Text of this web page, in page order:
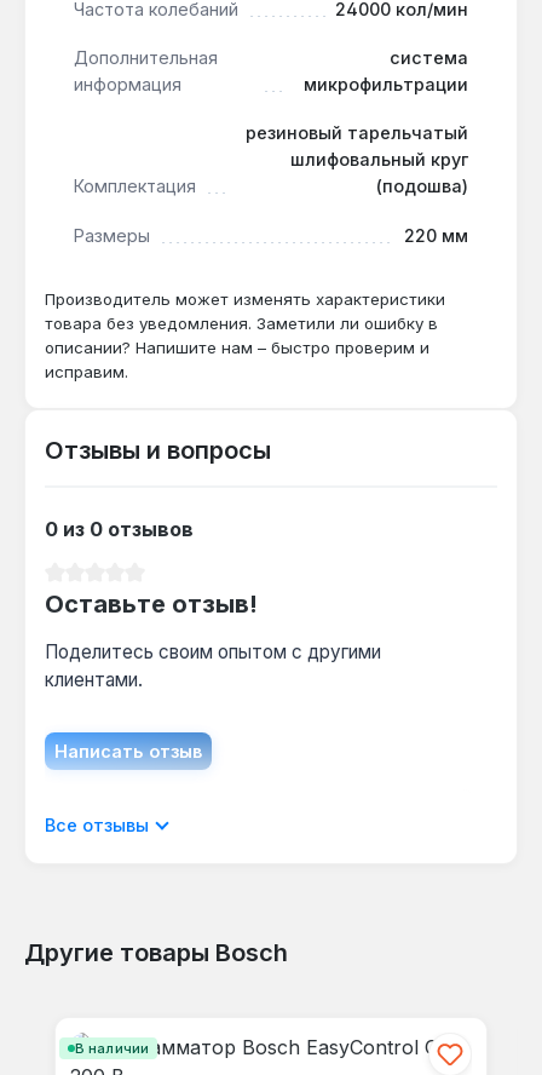
гипсокартона?
Да — система микрофильтрации улавливает
мелкую пыль, а частота колебаний 24000 кол/
мин обеспечивает гладкую поверхность без
рисок.
Да — встроенная микрофильтрация собирает
до 90% пыли в контейнер, что достаточно
для кратковременных работ в помещении.
Частота колебаний 24000 кол/мин
Дополнительная
информация
система
микрофильтрации
Комплектация
резиновый тарельчатый
шлифовальный круг
(подошва)
Размеры 220 мм
Производитель может изменять характеристики
товара без уведомления. Заметили ли ошибку в
описании? Напишите нам – быстро проверим и
исправим.
Отзывы и вопросы
0 из 0 отзывов
Оставьте отзыв!
Поделитесь своим опытом с другими
клиентами.
Написать отзыв
Отображать отзывы только на текущем
Все отзывы
Другие товары Bosch
В наличии